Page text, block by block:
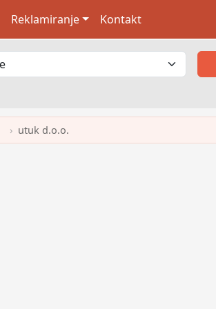
Reklamiranje Kontakt
utuk d.o.o.